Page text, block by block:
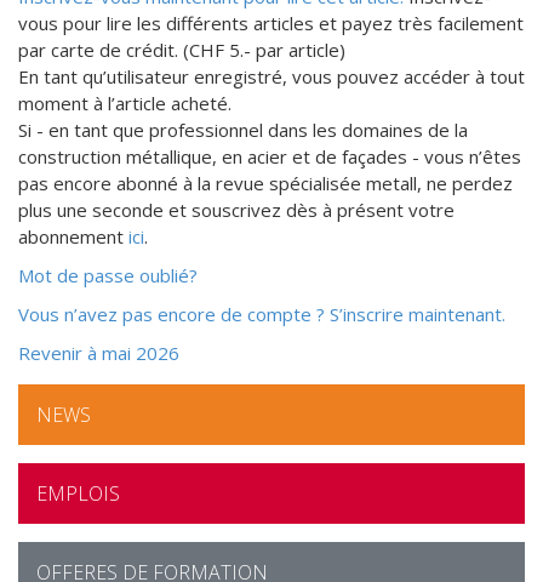
vous pour lire les différents articles et payez très facilement
par carte de crédit. (CHF 5.- par article)
En tant qu’utilisateur enregistré, vous pouvez accéder à tout
moment à l’article acheté.
Si - en tant que professionnel dans les domaines de la
construction métallique, en acier et de façades - vous n’êtes
pas encore abonné à la revue spécialisée metall, ne perdez
plus une seconde et souscrivez dès à présent votre
abonnement ici.
Mot de passe oublié?
Vous n’avez pas encore de compte ? S’inscrire maintenant.
Revenir à mai 2026
Un
style
avec
une
britannique
NEWS
EMPLOIS
OFFERES DE FORMATION